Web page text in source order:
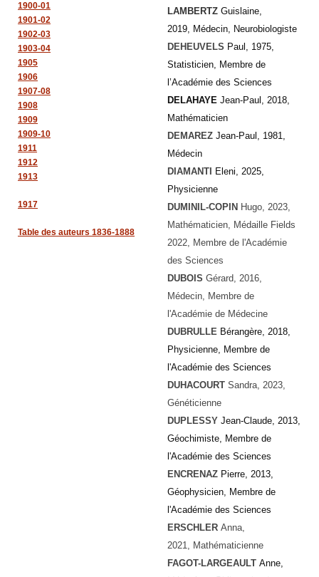
1900-01
1901-02
1902-03
1903-04
1905
1906
1907-08
1908
1909
1909-10
1911
1912
1913
1917
Table des auteurs 1836-1888
LAMBERTZ Guislaine,
2019, Médecin, Neurobiologiste
DEHEUVELS Paul, 1975,
Statisticien, Membre de
l’Académie des Sciences
DELAHAYE Jean-Paul, 2018,
Mathématicien
DEMAREZ Jean-Paul, 1981,
Médecin
DIAMANTI
Eleni, 2025,
Physicienne
DUMINIL-COPIN Hugo, 2023,
Mathématicien, Médaille Fields
2022, Membre de l'Académie
des Sciences
DUBOIS Gérard, 2016,
Médecin, Membre de
l'Académie de Médecine
DUBRULLE Bérangère, 2018,
Physicienne, Membre de
l'Académie des Sciences
DUHACOURT Sandra, 2023,
Généticienne
DUPLESSY Jean-Claude, 2013,
Géochimiste, Membre de
l'Académie des Sciences
ENCRENAZ Pierre, 2013,
Géophysicien, Membre de
l'Académie des Sciences
ERSCHLER Anna,
2021, Mathématicienne
FAGOT-LARGEAULT Anne,